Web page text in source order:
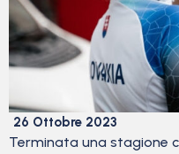
26 Ottobre 2023
Terminata una stagione